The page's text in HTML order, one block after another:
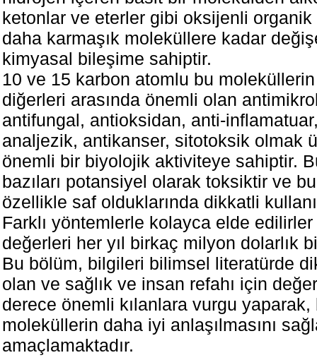
ketonlar ve eterler gibi oksijenli
daha karmaşık moleküllere kadar
kimyasal bileşime sahiptir.
10 ve 15 karbon atomlu bu
diğerleri arasında önemli olan
antifungal, antioksidan, anti-
analjezik, antikanser, sitotoksik olmak
önemli bir biyolojik aktiviteye sahiptir.
bazıları potansiyel olarak toksiktir ve
özellikle saf olduklarında dikkatli
Farklı yöntemlerle kolayca elde
değerleri her yıl birkaç milyon dolarlık
Bu bölüm, bilgileri bilimsel literatürde
olan ve sağlık ve insan refahı için
derece önemli kılanlara vurgu
moleküllerin daha iyi anlaşılmasını
amaçlamaktadır.